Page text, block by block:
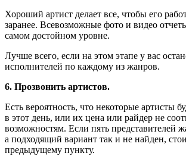
Хороший артист делает все, чтобы его
заранее. Всевозможные фото и видео
самом достойном уровне.
Лучше всего, если на этом этапе у вас
исполнителей по каждому из жанров.
6. Прозвонить артистов.
Есть вероятность, что некоторые артисты
в этот день, или их цена или райдер не
возможностям. Если пять представителей
а подходящий вариант так и не найден,
предыдущему пункту.